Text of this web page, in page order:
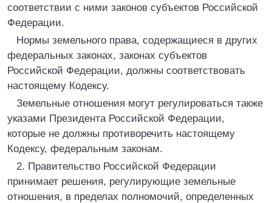
соответствии с ними законов субъектов Российской
Федерации.
Нормы земельного права, содержащиеся в других
федеральных законах, законах субъектов
Российской Федерации, должны соответствовать
настоящему Кодексу.
Земельные отношения могут регулироваться также
указами Президента Российской Федерации,
которые не должны противоречить настоящему
Кодексу, федеральным законам.
2. Правительство Российской Федерации
принимает решения, регулирующие земельные
отношения, в пределах полномочий, определенных